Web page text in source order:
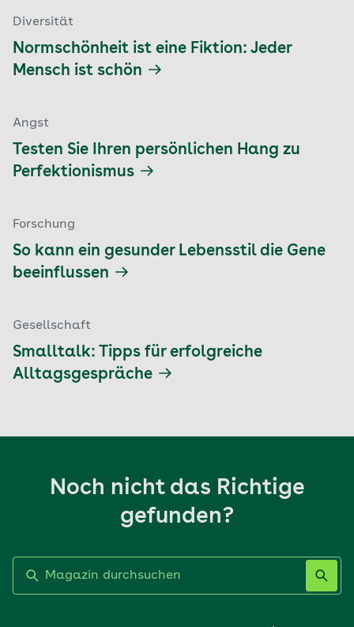
Diversität
Normschönheit ist eine Fiktion: Jeder
Mensch ist schön
Angst
Testen Sie Ihren persönlichen Hang zu
Perfektionismus
Forschung
So kann ein gesunder Lebensstil die Gene
beeinflussen
Gesellschaft
Smalltalk: Tipps für erfolgreiche
Alltagsgespräche
Noch nicht das Richtige
gefunden?